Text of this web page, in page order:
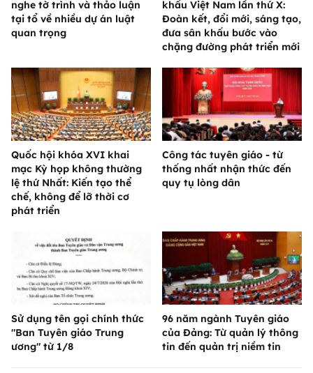
nghe tờ trình và thảo luận
tại tổ về nhiều dự án luật
quan trọng
khấu Việt Nam lần thứ X:
Đoàn kết, đổi mới, sáng tạo,
đưa sân khấu bước vào
chặng đường phát triển mới
Quốc hội khóa XVI khai
mạc Kỳ họp không thường
lệ thứ Nhất: Kiến tạo thể
chế, không để lỡ thời cơ
phát triển
Công tác tuyên giáo - từ
thống nhất nhận thức đến
quy tụ lòng dân
Sử dụng tên gọi chính thức
"Ban Tuyên giáo Trung
ương" từ 1/8
96 năm ngành Tuyên giáo
của Đảng: Từ quản lý thông
tin đến quản trị niềm tin